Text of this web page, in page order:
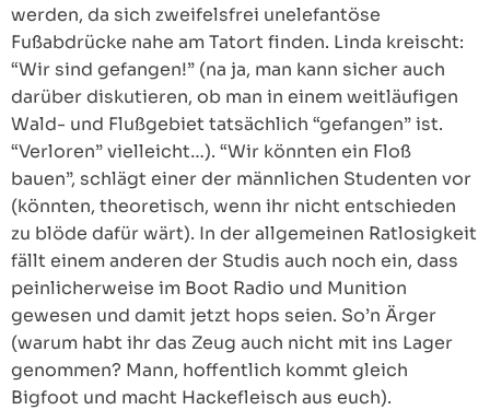
werden, da sich zweifelsfrei unelefantöse
Fußabdrücke nahe am Tatort finden. Linda kreischt:
“Wir sind gefangen!” (na ja, man kann sicher auch
darüber diskutieren, ob man in einem weitläufigen
Wald- und Flußgebiet tatsächlich “gefangen” ist.
“Verloren” vielleicht…). “Wir könnten ein Floß
bauen”, schlägt einer der männlichen Studenten vor
(könnten, theoretisch, wenn ihr nicht entschieden
zu blöde dafür wärt). In der allgemeinen Ratlosigkeit
fällt einem anderen der Studis auch noch ein, dass
peinlicherweise im Boot Radio und Munition
gewesen und damit jetzt hops seien. So’n Ärger
(warum habt ihr das Zeug auch nicht mit ins Lager
genommen? Mann, hoffentlich kommt gleich
Bigfoot und macht Hackefleisch aus euch).